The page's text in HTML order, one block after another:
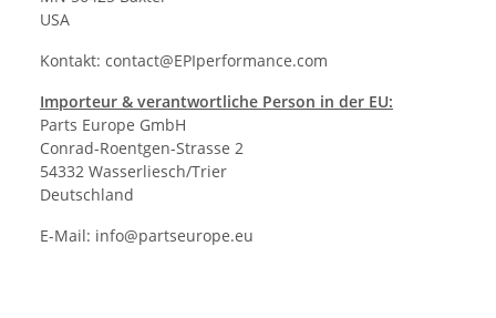
USA
Kontakt: contact@EPIperformance.com
Importeur & verantwortliche Person in der EU:
Parts Europe GmbH
Conrad-Roentgen-Strasse 2
54332 Wasserliesch/Trier
Deutschland
E-Mail: info@partseurope.eu